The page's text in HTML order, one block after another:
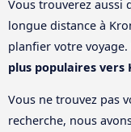
Vous trouverez aussi
longue distance à
planfier votre
plus populaires vers
Vous ne trouvez pas
recherche, nous